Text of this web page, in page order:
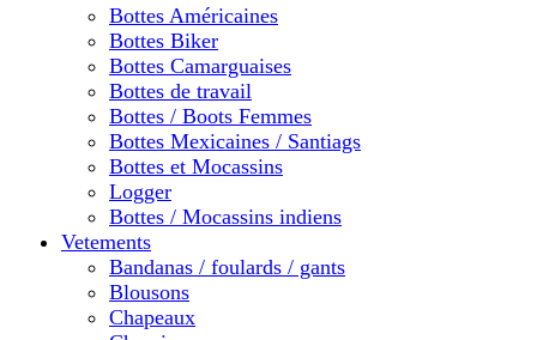
Bottes Américaines
Bottes Biker
Bottes Camarguaises
Bottes de travail
Bottes / Boots Femmes
Bottes Mexicaines / Santiags
Bottes et Mocassins
Logger
Bottes / Mocassins indiens
Vetements
Bandanas / foulards / gants
Blousons
Chapeaux